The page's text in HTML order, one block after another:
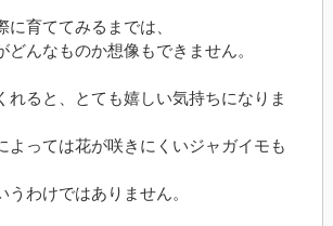
に育ててみるまでは、
どんなものか想像もできません。
れると、とても嬉しい気持ちになりま
よっては花が咲きにくいジャガイモも
うわけではありません。